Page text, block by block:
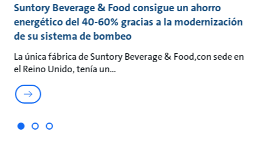
Suntory Beverage & Food consigue un ahorro
energético del 40-60% gracias a la modernización
de su sistema de bombeo
La única fábrica de Suntory Beverage & Food,con sede en
el Reino Unido, tenía un